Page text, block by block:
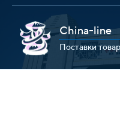
China-line
Поставки